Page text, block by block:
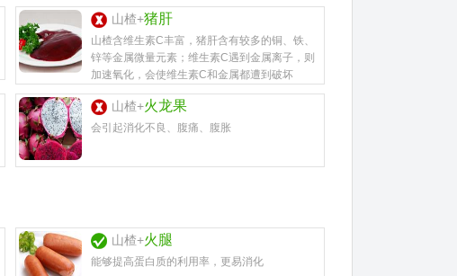
山楂+猪肝
山楂含维生素C丰富，猪肝含有较多的铜、铁、
锌等金属微量元素；维生素C遇到金属离子，则
加速氧化，会使维生素C和金属都遭到破坏
山楂+火龙果
会引起消化不良、腹痛、腹胀
山楂+火腿
能够提高蛋白质的利用率，更易消化